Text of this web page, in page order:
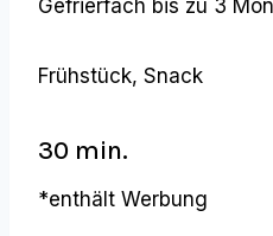
Gefrierfach bis zu 3
Frühstück, Snack
30 min.
*enthält Werbung